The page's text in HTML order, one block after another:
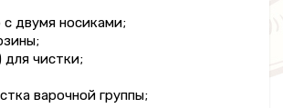
двумя носиками;
для чистки;
варочной группы;